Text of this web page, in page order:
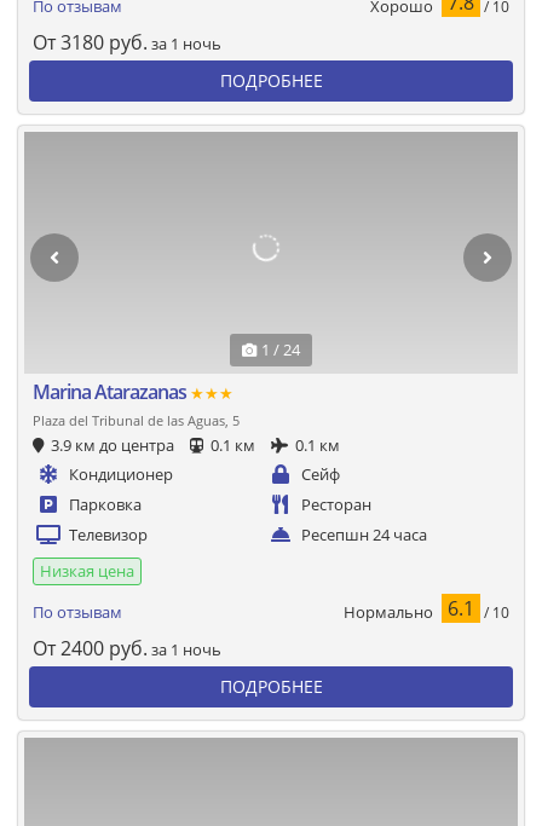
По отзывам Хорошо / 10
От3180 руб. за 1 ночь
ПОДРОБНЕЕ
1 / 24
Marina Atarazanas ★★★
Plaza del Tribunal de las Aguas, 5
3.9 км до центра 0.1 км
0.1 км
Кондиционер
Сейф
Парковка
Ресторан
Телевизор
Ресепшн 24 часа
Низкая цена
По отзывам
Нормально 6.1 / 10
От2400 руб. за 1 ночь
ПОДРОБНЕЕ